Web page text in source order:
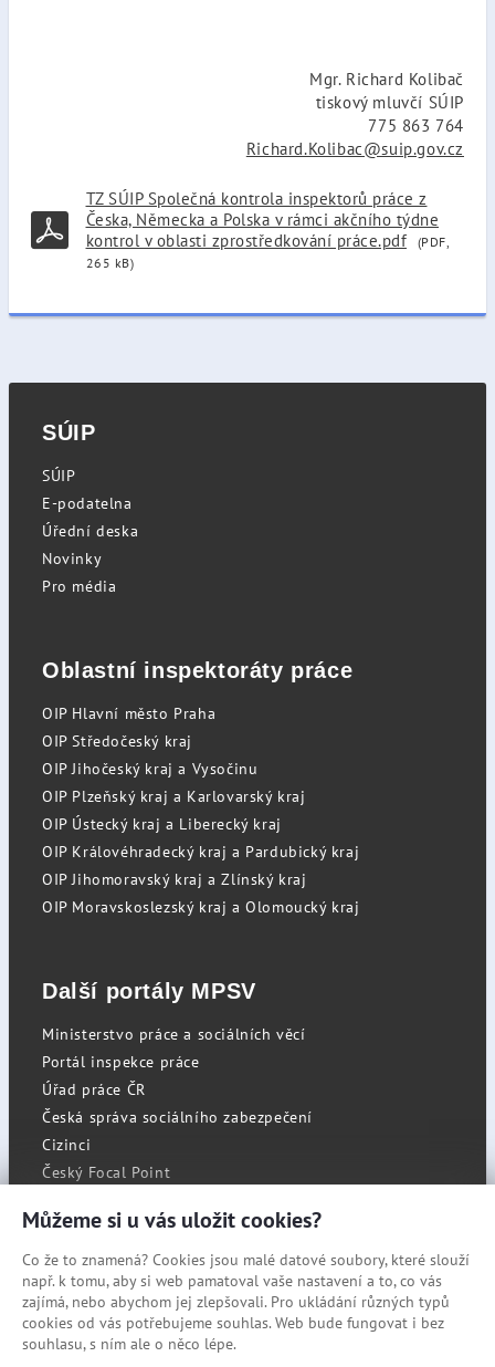
Mgr. Richard Kolibač
tiskový mluvčí SÚIP
775 863 764
Richard.Kolibac@suip.gov.cz
TZ SÚIP Společná kontrola inspektorů práce z
Česka, Německa a Polska v rámci akčního týdne
kontrol v oblasti zprostředkování práce.pdf
(PDF,
265 kB)
SÚIP
SÚIP
E-podatelna
Úřední deska
Novinky
Pro média
Oblastní inspektoráty práce
OIP Hlavní město Praha
OIP Středočeský kraj
OIP Jihočeský kraj a Vysočinu
OIP Plzeňský kraj a Karlovarský kraj
OIP Ústecký kraj a Liberecký kraj
OIP Královéhradecký kraj a Pardubický kraj
OIP Jihomoravský kraj a Zlínský kraj
OIP Moravskoslezský kraj a Olomoucký kraj
Další portály MPSV
Ministerstvo práce a sociálních věcí
Portál inspekce práce
Úřad práce ČR
Česká správa sociálního zabezpečení
Cizinci
Český Focal Point
RSS
Cookies
Prohlášení o přístupnosti
Mapa stránek
Můžeme si u vás uložit cookies?
Co že to znamená? Cookies jsou malé datové soubory, které slouží
např. k tomu, aby si web pamatoval vaše nastavení a to, co vás
zajímá, nebo abychom jej zlepšovali. Pro ukládání různých typů
cookies od vás potřebujeme souhlas. Web bude fungovat i bez
souhlasu, s ním ale o něco lépe.